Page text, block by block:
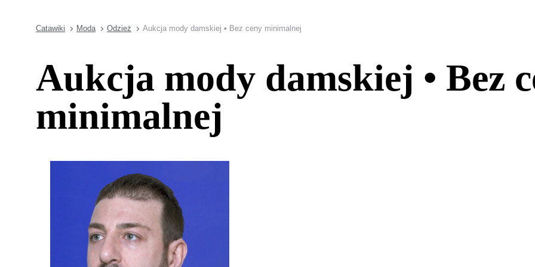
Catawiki Moda Odzież Aukcja mody damskiej • Bez ceny minimalnej
Aukcja mody damskiej • Bez
minimalnej